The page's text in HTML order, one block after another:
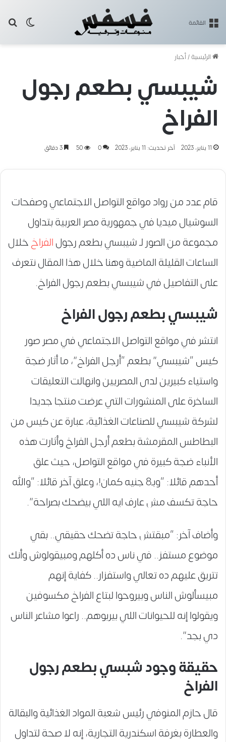
القائمة
الرئيسية/أخبار
شيبسي بطعم رجول
الفراخ
11 يناير، 2023 آخر تحديث: 11 يناير، 2023 0
50
قام عدد من رواد مواقع التواصل الاجتماعي وصفحات
السوشيال ميديا في جمهورية مصر العربية بتداول
مجموعة من الصور لـ شيبسي بطعم رجولالفراخخلال
الساعات القليلة الماضية وهنا خلال هذا المقال نتعرف
على التفاصيل في شيبسي بطعم رجول الفراخ.
شيبسي بطعم رجول الفراخ
انتشر في مواقع التواصل الاجتماعي في مصر صور
كيس “شيبسي” بطعم “أرجل الفراخ”، ما أثار ضجة
واستياء كبيرين لدى المصريين وانهالت التعليقات
الساخرة على المنشورات التي عرضت منتجا جديدا
لشركة شيبسي للصناعات الغذائية، عبارة عن كيس من
البطاطس المقرمشة بطعم أرجل الفراخ وأثارت هذه
الأنباء ضجة كبيرة في مواقع التواصل، حيث علق
أحدهم قائلا: “وبـ8 جنيه كمان!، وعلق آخر قائلا: “والله
حاجة تكسف مش عارف ايه اللي بيضحك بصراحة”.
وأضاف آخر: “مبقتش حاجة تضحك حقيقي.. بقي
موضوع مستفز.. في ناس ده أكلهم ومبيقولوش وأنك
تتريق عليهم ده تعالي واستفزار.. كفاية إنهم
مبيسألوش الناس وبيروحوا لبتاع الفراخ مكسوفين
ويقولوا إنه للحيوانات اللي بيربوهم.. راعوا مشاعر الناس
دي بجد”.
حقيقة وجود شبسي بطعم رجول
الفراخ
قال حازم المنوفي رئيس شعبة المواد الغذائية والبقالة
والعطارة بغرفة اسكندرية التجارية، إنه لا صحة لتداول